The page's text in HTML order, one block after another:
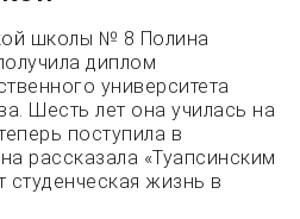
школы № 8 Полина
диплом
университета
Шесть лет она училась на
поступила в
рассказала «Туапсинским
студенческая жизнь в